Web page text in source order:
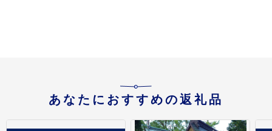
あなたにおすすめの返礼品